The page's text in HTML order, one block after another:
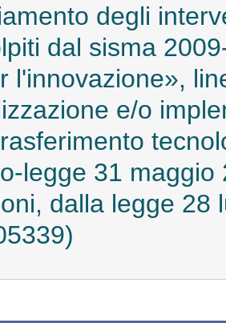
degli
dal sisma
l'innovazione»,
e/o
legge 31
dalla legge 28